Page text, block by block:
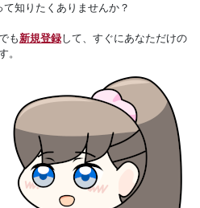
知りたくありませんか？
も新規登録して、すぐにあなただけの
。